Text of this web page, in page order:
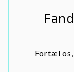
Fortæl os,